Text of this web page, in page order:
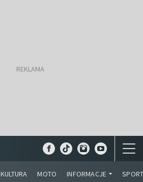
KULTURA MOTO INFORMACJE